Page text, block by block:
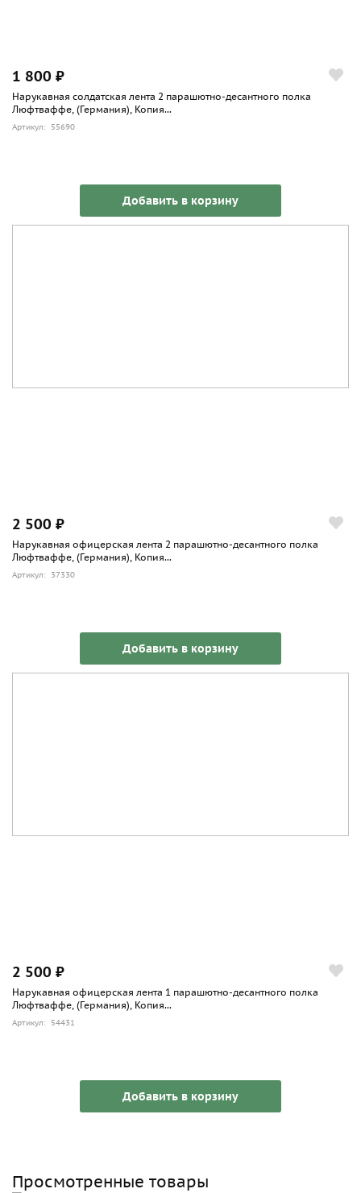
1 800 ₽
Нарукавная солдатская лента 2 парашютно-десантного полка
Люфтваффе, (Германия), Копия...
Артикул: 55690
Добавить в корзину
2 500 ₽
Нарукавная офицерская лента 2 парашютно-десантного полка
Люфтваффе, (Германия), Копия...
Артикул: 37330
Добавить в корзину
2 500 ₽
Нарукавная офицерская лента 1 парашютно-десантного полка
Люфтваффе, (Германия), Копия...
Артикул: 54431
Добавить в корзину
Просмотренные товары